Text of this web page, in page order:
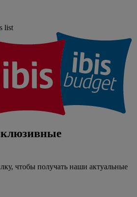
list
чтобы получать наши актуальные